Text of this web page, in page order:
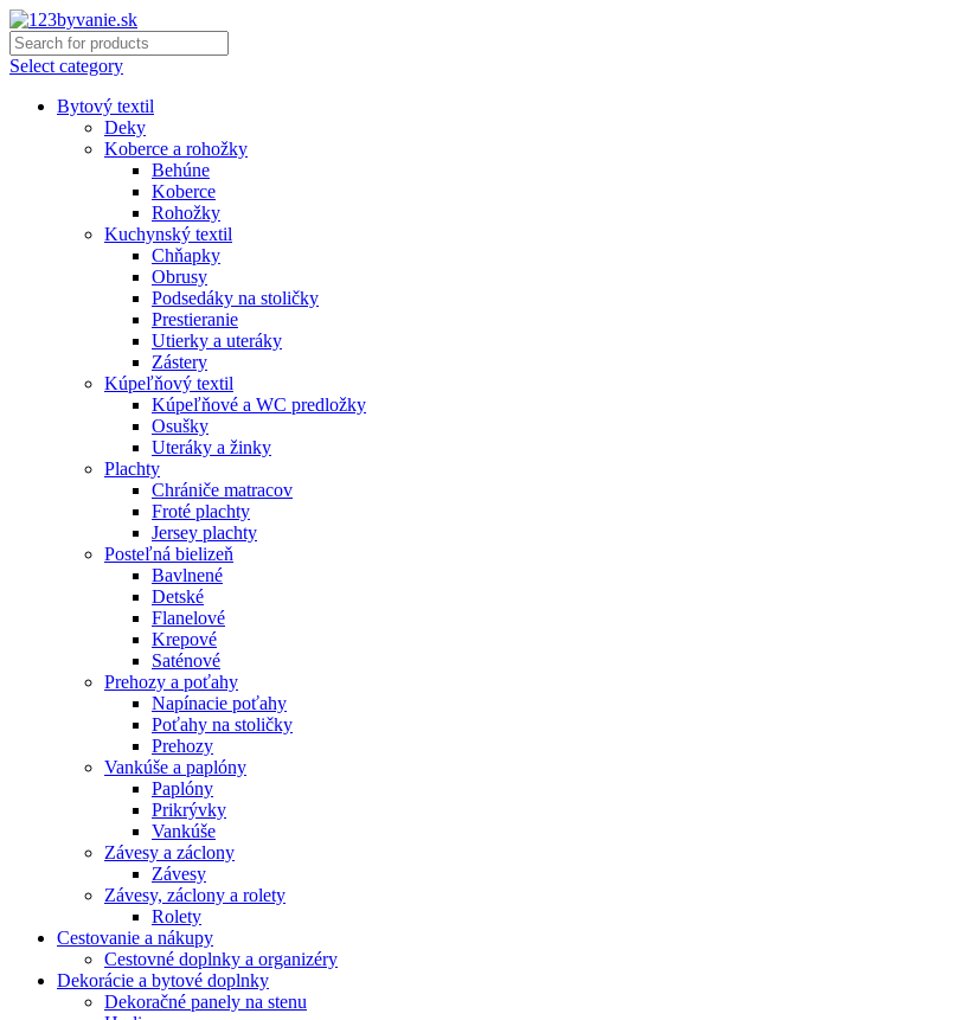
Select category
Bytový textil
Deky
Koberce a rohožky
Behúne
Koberce
Rohožky
Kuchynský textil
Chňapky
Obrusy
Podsedáky na stoličky
Prestieranie
Utierky a uteráky
Zástery
Kúpeľňový textil
Kúpeľňové a WC predložky
Osušky
Uteráky a žinky
Plachty
Chrániče matracov
Froté plachty
Jersey plachty
Posteľná bielizeň
Bavlnené
Detské
Flanelové
Krepové
Saténové
Prehozy a poťahy
Napínacie poťahy
Poťahy na stoličky
Prehozy
Vankúše a paplóny
Paplóny
Prikrývky
Vankúše
Závesy a záclony
Závesy
Závesy, záclony a rolety
Rolety
Cestovanie a nákupy
Cestovné doplnky a organizéry
Dekorácie a bytové doplnky
Dekoračné panely na stenu